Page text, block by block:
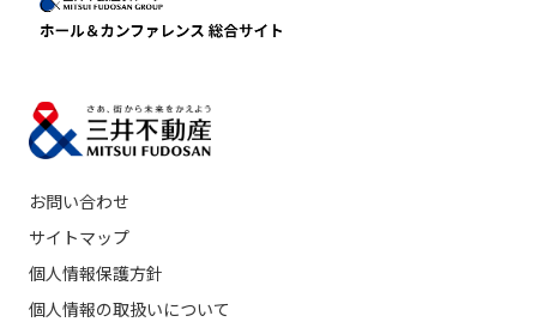
お問い合わせ
サイトマップ
個人情報保護方針
個人情報の取扱いについて